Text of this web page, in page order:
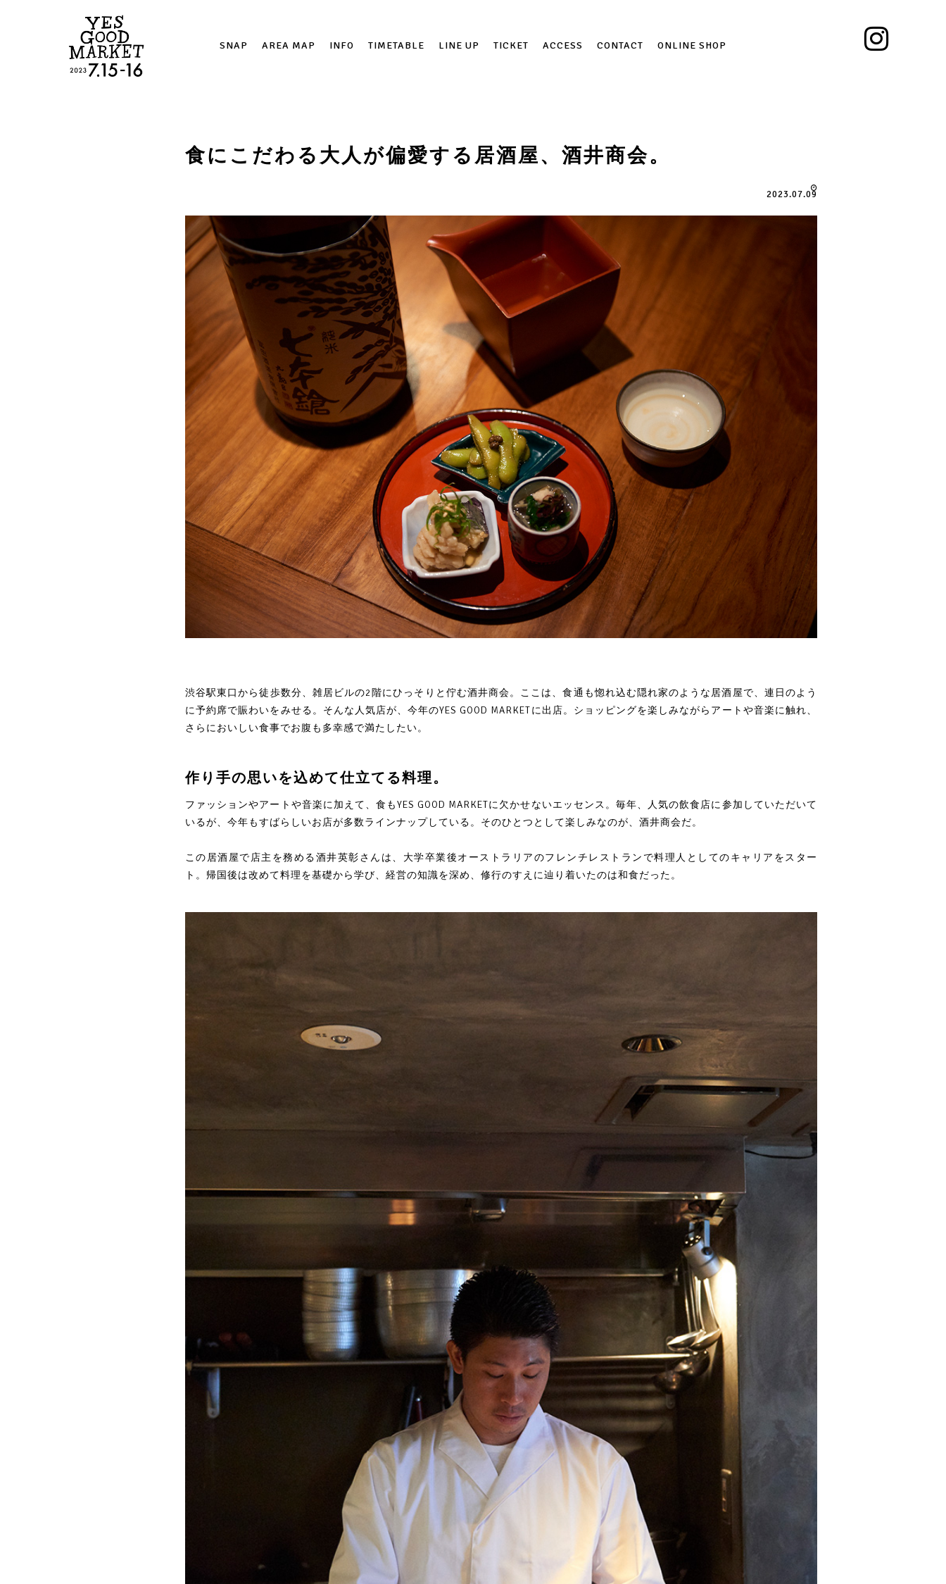
SNAP AREA MAP INFO TIMETABLE LINE UP TICKET ACCESS CONTACT ONLINE SHOP
食にこだわる大人が偏愛する居酒屋、酒井商会。
2023.07.09
渋谷駅東口から徒歩数分、雑居ビルの2階にひっそりと佇む酒井商会。ここは、食通も惚れ込む隠れ家のような居酒屋で、連日のよう
に予約席で賑わいをみせる。そんな人気店が、今年のYES GOOD MARKETに出店。ショッピングを楽しみながらアートや音楽に触れ、
さらにおいしい食事でお腹も多幸感で満たしたい。
作り手の思いを込めて仕立てる料理。
ファッションやアートや音楽に加えて、食もYES GOOD MARKETに欠かせないエッセンス。毎年、人気の飲食店に参加していただいて
いるが、今年もすばらしいお店が多数ラインナップしている。そのひとつとして楽しみなのが、酒井商会だ。
この居酒屋で店主を務める酒井英彰さんは、大学卒業後オーストラリアのフレンチレストランで料理人としてのキャリアをスター
ト。帰国後は改めて料理を基礎から学び、経営の知識を深め、修行のすえに辿り着いたのは和食だった。